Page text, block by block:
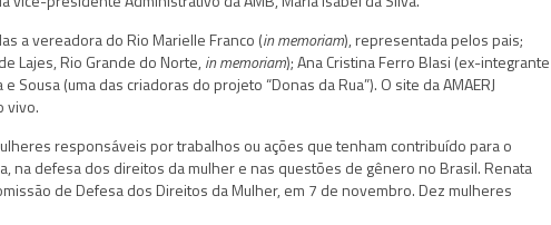
a vereadora do Rio Marielle Franco (in memoriam), representada pelos pais;
Lajes, Rio Grande do Norte, in memoriam); Ana Cristina Ferro Blasi (ex-integrante
e Sousa (uma das criadoras do projeto “Donas da Rua”). O site da AMAERJ
vivo.
responsáveis por trabalhos ou ações que tenham contribuído para o
na defesa dos direitos da mulher e nas questões de gênero no Brasil. Renata
de Defesa dos Direitos da Mulher, em 7 de novembro. Dez mulheres